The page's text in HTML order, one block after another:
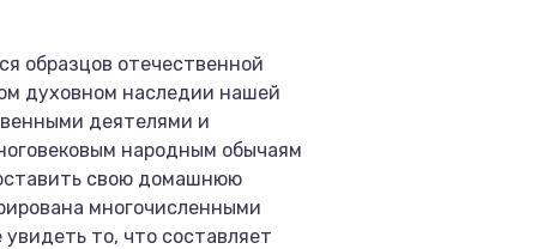
образцов отечественной
духовном наследии нашей
деятелями и
народным обычаям
свою домашнюю
многочисленными
то, что составляет